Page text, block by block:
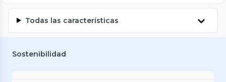
Todas las características
Sostenibilidad